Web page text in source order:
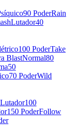
90 PoderRain
Lutador40
100 PoderTake
BlastNormal80
50
70 PoderWild
Lutador100
150 PoderFollow